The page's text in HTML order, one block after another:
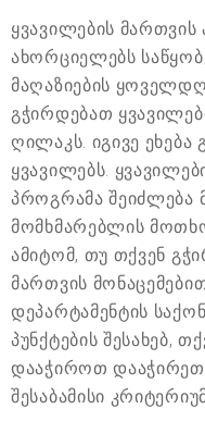
ყვავილების
ახორციელებს
მაღაზიების
გჭირდებათ
ღილაკს. იგივე ეხება
ყვავილებს.
პროგრამა შეიძლება
მომხმარებლის
ამიტომ, თუ თქვენ
მართვის
დეპარტამენტის
პუნქტების შესახებ,
დააჭიროთ დააჭირეთ
შესაბამისი